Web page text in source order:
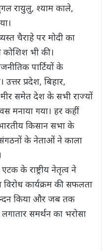
रायुलु, श्याम काले,
चैराहे पर मोदी का
भी की।
पार्टियों के
प्रदेश, बिहार,
समेत देश के सभी राज्यों
मनाया गया। हर कहीं
किसान सभा के
संगठनों के नेताओं ने काला
के राष्ट्रीय नेतृत्व ने
कार्यक्रम की सफलता
किया और जब तक
समर्थन का भरोसा